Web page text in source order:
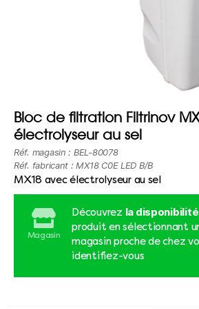
Bloc de filtration Filtrinov
électrolyseur au sel
Réf. magasin : BEL-80078
Réf. fabricant : MX18 C0E LED B/B
MX18 avec électrolyseur au sel
Magasin
Découvrez la disponibilité
produit en sélectionnant
magasin proche de chez
identifiez-vous